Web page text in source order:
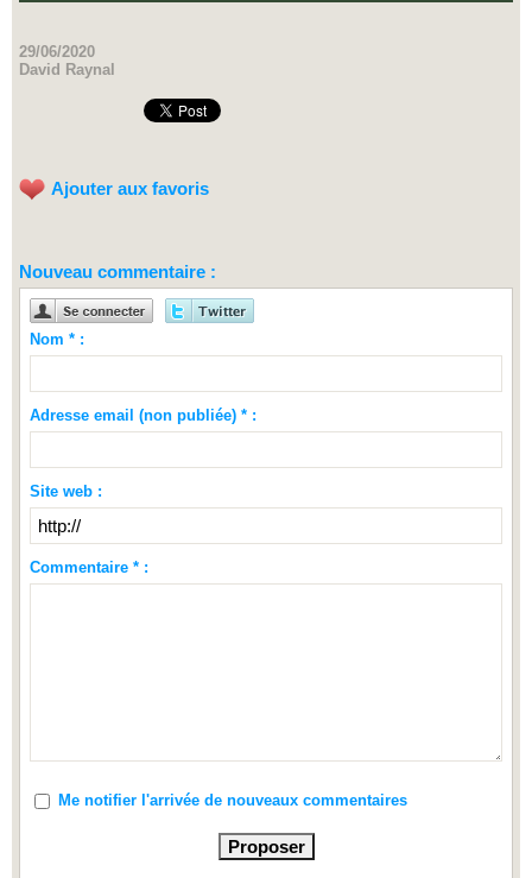
29/06/2020
David Raynal
Ajouter aux favoris
Nouveau commentaire :
Nom * :
Adresse email (non publiée) * :
Site web :
Commentaire * :
Me notifier l'arrivée de nouveaux commentaires